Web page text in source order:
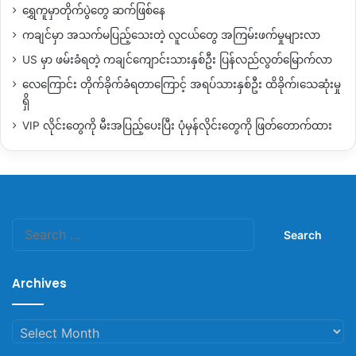
ရွှေကူမှာတိုက်ပွဲတွေ ဆက်ဖြစ်နေ
ကချင်မှာ အသက်မပြည့်သေးတဲ့ လူငယ်တွေ အကြမ်းဖက်မှုများလာ
US မှာ ဖမ်းခံရတဲ့ ကချင်ကျောင်းသားနှစ်ဦး ပြန်လည်လွတ်မြောက်လာ
လေကြောင်း တိုက်ခိုက်ခံရတာကြောင့် အရပ်သားနှစ်ဦး ထိခိုက်၊သေဆုံးမှု
ရှိ
VIP လိုင်းတွေကို မီးအပြည့်ပေးပြီး ပုံမှန်လိုင်းတွေကို ဖြတ်တောက်ထား
Archives
Archives